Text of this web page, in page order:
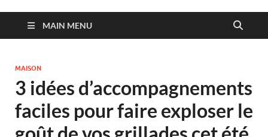
MAIN MENU
MAISON
3 idées d’accompagnements
faciles pour faire exploser le